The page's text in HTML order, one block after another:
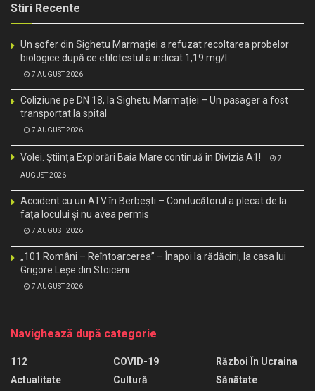
Stiri Recente
Un șofer din Sighetu Marmației a refuzat recoltarea probelor
biologice după ce etilotestul a indicat 1,19 mg/l
7 AUGUST 2026
Coliziune pe DN 18, la Sighetu Marmației – Un pasager a fost
transportat la spital
7 AUGUST 2026
Volei. Știința Explorări Baia Mare continuă în Divizia A1! 7
AUGUST 2026
Accident cu un ATV în Berbești – Conducătorul a plecat de la
fața locului și nu avea permis
7 AUGUST 2026
„101 Români – Reîntoarcerea” – Înapoi la rădăcini, la casa lui
Grigore Leșe din Stoiceni
7 AUGUST 2026
Navighează după categorie
112
Actualitate
COVID-19
Cultură
Război În Ucraina
Sănătate